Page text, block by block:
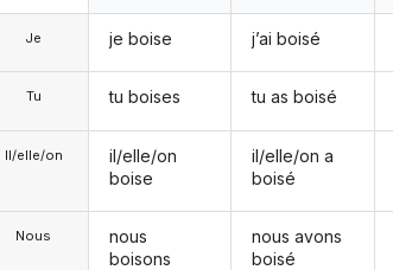
Je
Tu
Il/elle/on
Nous
je boise
tu boises
il/elle/on
boise
nous
boisons
j’ai boisé
tu as boisé
il/elle/on a
boisé
nous avons
boisé